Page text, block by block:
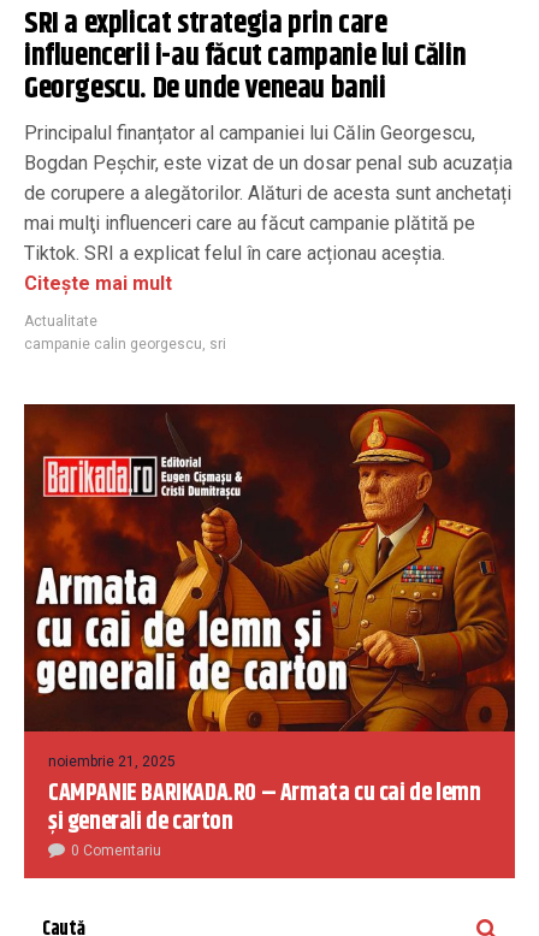
SRI a explicat strategia prin care
influencerii i-au făcut campanie lui Călin
Georgescu. De unde veneau banii
Principalul finanțator al campaniei lui Călin Georgescu,
Bogdan Peșchir, este vizat de un dosar penal sub acuzația
de corupere a alegătorilor. Alături de acesta sunt anchetați
mai mulţi influenceri care au făcut campanie plătită pe
Tiktok. SRI a explicat felul în care acționau aceștia.
Citește mai mult
Actualitate
campanie calin georgescu, sri
noiembrie 21, 2025
CAMPANIE BARIKADA.RO – Armata cu cai de lemn
și generali de carton
0 Comentariu